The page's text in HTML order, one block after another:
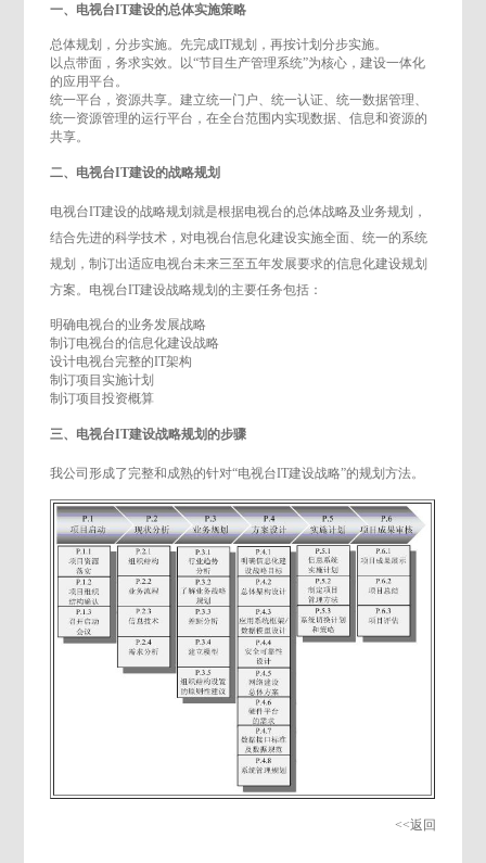
一、电视台IT建设的总体实施策略
总体规划，分步实施。先完成IT规划，再按计划分步实施。
以点带面，务求实效。以“节目生产管理系统”为核心，建设一体化
的应用平台。
统一平台，资源共享。建立统一门户、统一认证、统一数据管理、
统一资源管理的运行平台，在全台范围内实现数据、信息和资源的
共享。
二、电视台IT建设的战略规划
电视台IT建设的战略规划就是根据电视台的总体战略及业务规划，
结合先进的科学技术，对电视台信息化建设实施全面、统一的系统
规划，制订出适应电视台未来三至五年发展要求的信息化建设规划
方案。电视台IT建设战略规划的主要任务包括：
明确电视台的业务发展战略
制订电视台的信息化建设战略
设计电视台完整的IT架构
制订项目实施计划
制订项目投资概算
三、电视台IT建设战略规划的步骤
我公司形成了完整和成熟的针对“电视台IT建设战略”的规划方法。
<<返回